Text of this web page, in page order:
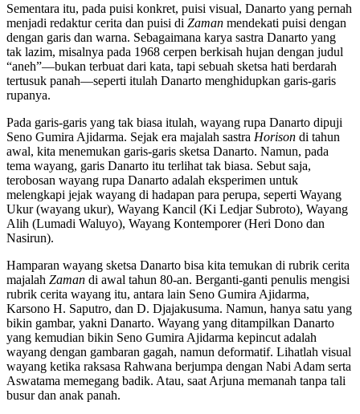
Sementara itu, pada puisi konkret, puisi visual, Danarto yang pernah
menjadi redaktur cerita dan puisi di Zaman mendekati puisi dengan
dengan garis dan warna. Sebagaimana karya sastra Danarto yang
tak lazim, misalnya pada 1968 cerpen berkisah hujan dengan judul
“aneh”—bukan terbuat dari kata, tapi sebuah sketsa hati berdarah
tertusuk panah—seperti itulah Danarto menghidupkan garis-garis
rupanya.
Pada garis-garis yang tak biasa itulah, wayang rupa Danarto dipuji
Seno Gumira Ajidarma. Sejak era majalah sastra Horison di tahun
awal, kita menemukan garis-garis sketsa Danarto. Namun, pada
tema wayang, garis Danarto itu terlihat tak biasa. Sebut saja,
terobosan wayang rupa Danarto adalah eksperimen untuk
melengkapi jejak wayang di hadapan para perupa, seperti Wayang
Ukur (wayang ukur), Wayang Kancil (Ki Ledjar Subroto), Wayang
Alih (Lumadi Waluyo), Wayang Kontemporer (Heri Dono dan
Nasirun).
Hamparan wayang sketsa Danarto bisa kita temukan di rubrik cerita
majalah Zaman di awal tahun 80-an. Berganti-ganti penulis mengisi
rubrik cerita wayang itu, antara lain Seno Gumira Ajidarma,
Karsono H. Saputro, dan D. Djajakusuma. Namun, hanya satu yang
bikin gambar, yakni Danarto. Wayang yang ditampilkan Danarto
yang kemudian bikin Seno Gumira Ajidarma kepincut adalah
wayang dengan gambaran gagah, namun deformatif. Lihatlah visual
wayang ketika raksasa Rahwana berjumpa dengan Nabi Adam serta
Aswatama memegang badik. Atau, saat Arjuna memanah tanpa tali
busur dan anak panah.